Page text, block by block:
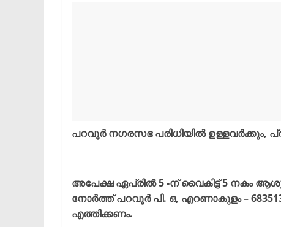
പറവൂർ നഗരസഭ പരിധിയിൽ ഉള്ളവർക്കും,
അപേക്ഷ ഏപ്രിൽ 5 -ന് വൈകിട്ട് 5 നകം
നോർത്ത് പറവൂർ പി. ഒ, എറണാകുളം –
എത്തിക്കണം.